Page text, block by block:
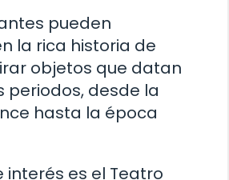
pueden
la rica historia de
objetos que datan
periodos, desde la
hasta la época
interés es el Teatro